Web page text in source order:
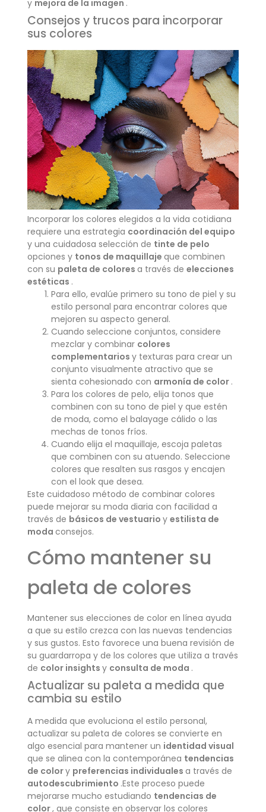
y mejora de la imagen .
Consejos y trucos para incorporar
sus colores
Incorporar los colores elegidos a la vida cotidiana
requiere una estrategia coordinación del equipo
y una cuidadosa selección de tinte de pelo
opciones y tonos de maquillaje que combinen
con su paleta de colores a través de elecciones
estéticas .
Para ello, evalúe primero su tono de piel y su
estilo personal para encontrar colores que
mejoren su aspecto general.
Cuando seleccione conjuntos, considere
mezclar y combinar colores
complementarios y texturas para crear un
conjunto visualmente atractivo que se
sienta cohesionado con armonía de color .
Para los colores de pelo, elija tonos que
combinen con su tono de piel y que estén
de moda, como el balayage cálido o las
mechas de tonos fríos.
Cuando elija el maquillaje, escoja paletas
que combinen con su atuendo. Seleccione
colores que resalten sus rasgos y encajen
con el look que desea.
Este cuidadoso método de combinar colores
puede mejorar su moda diaria con facilidad a
través de básicos de vestuario y estilista de
moda consejos.
Cómo mantener su
paleta de colores
Mantener sus elecciones de color en línea ayuda
a que su estilo crezca con las nuevas tendencias
y sus gustos. Esto favorece una buena revisión de
su guardarropa y de los colores que utiliza a través
de color insights y consulta de moda .
Actualizar su paleta a medida que
cambia su estilo
A medida que evoluciona el estilo personal,
actualizar su paleta de colores se convierte en
algo esencial para mantener un identidad visual
que se alinea con la contemporánea tendencias
de colory preferencias individuales a través de
autodescubrimiento .Este proceso puede
mejorarse mucho estudiando tendencias de
color, que consiste en observar los colores